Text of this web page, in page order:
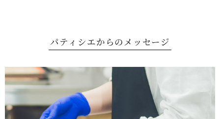
パティシエからのメッセージ